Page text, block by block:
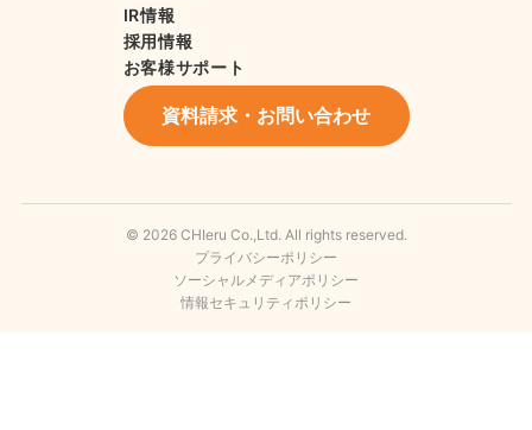
IR情報
採用情報
お客様サポート
資料請求・お問い合わせ
© 2026 CHIeru Co.,Ltd. All rights reserved.
プライバシーポリシー
ソーシャルメディアポリシー
情報セキュリティポリシー